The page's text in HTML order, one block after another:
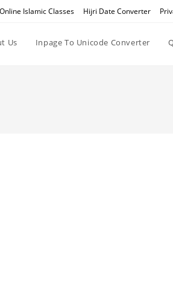
Online Islamic Classes Hijri Date Converter
Us Inpage To Unicode Converter